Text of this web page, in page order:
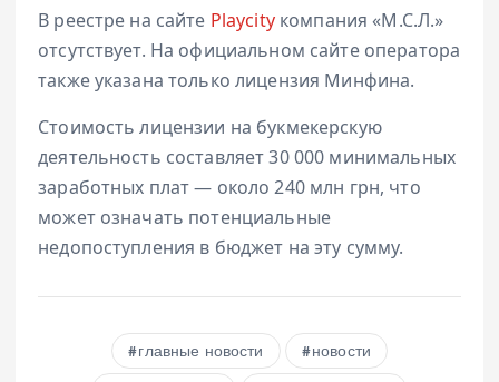
В реестре на сайте Playcityкомпания «М.С.Л.»
отсутствует. На официальном сайте оператора
также указана только лицензия Минфина.
Стоимость лицензии на букмекерскую
деятельность составляет 30 000 минимальных
заработных плат — около 240 млн грн, что
может означать потенциальные
недопоступления в бюджет на эту сумму.
главные новости новости